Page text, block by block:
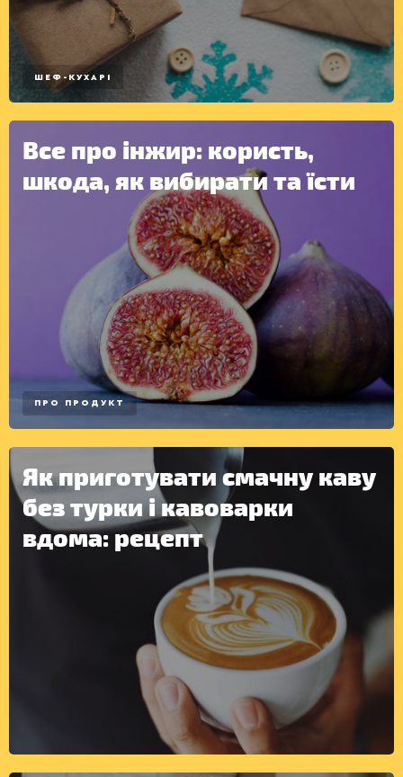
КОНСЕРВАЦІЯ
ШЕФ-КУХАРІ
Все про інжир: користь,
шкода, як вибирати та їсти
ПРО ПРОДУКТ
Як приготувати смачну каву
без турки і кавоварки
вдома: рецепт